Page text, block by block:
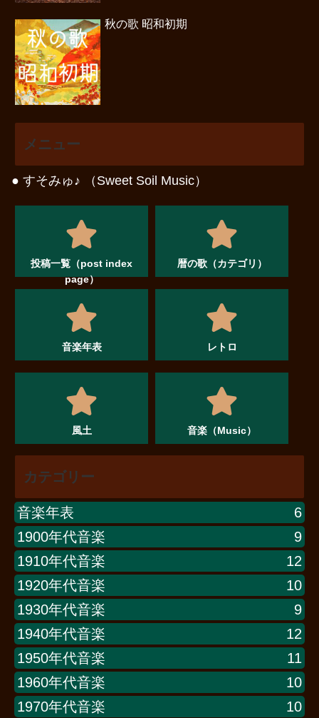
秋の歌 昭和初期
メニュー
● すそみゅ♪ （Sweet Soil Music）
投稿一覧（post index
page）
暦の歌（カテゴリ）
音楽年表 レトロ
風土 音楽（Music）
カテゴリー
音楽年表
6
1900年代音楽
9
1910年代音楽
12
1920年代音楽
10
1930年代音楽
9
1940年代音楽
12
1950年代音楽
11
1960年代音楽
10
1970年代音楽
10